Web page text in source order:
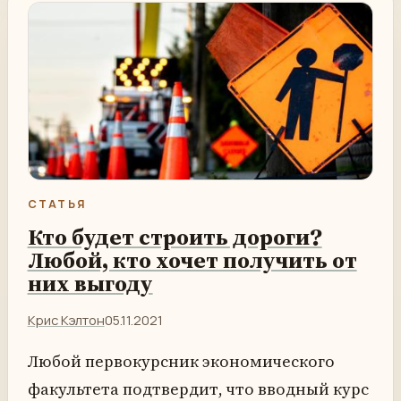
СТАТЬЯ
Кто будет строить дороги?
Любой, кто хочет получить от
них выгоду
Крис Кэлтон05.11.2021
Любой первокурсник экономического
факультета подтвердит, что вводный курс